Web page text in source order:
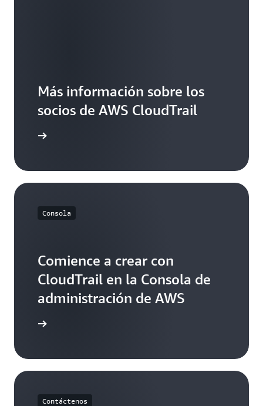
Más información sobre los
socios de AWS CloudTrail
Consola
Comience a crear con
CloudTrail en la Consola de
administración de AWS
Contáctenos